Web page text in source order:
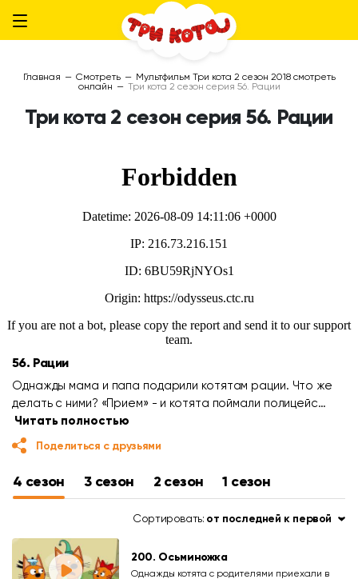
Главная — Смотреть — Мультфильм Три кота 2 сезон 2018 смотреть
онлайн — Три кота 2 сезон серия 56. Рации
Три кота 2 сезон серия 56. Рации
56. Рации
Однажды мама и папа подарили котятам рации. Что же
делать с ними? «Прием» - и котята поймали полицейс…
Читать полностью
Поделиться с друзьями
4 сезон 3 сезон 2 сезон 1 сезон
Сортировать: от последней к первой
200. Осьминожка
Однажды котята с родителями приехали в